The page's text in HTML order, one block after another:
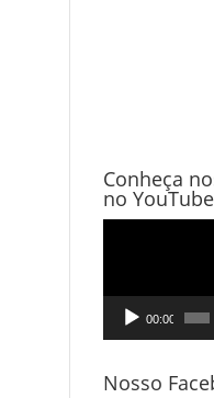
Conheça
no YouTube
vídeo
00:00
Nosso